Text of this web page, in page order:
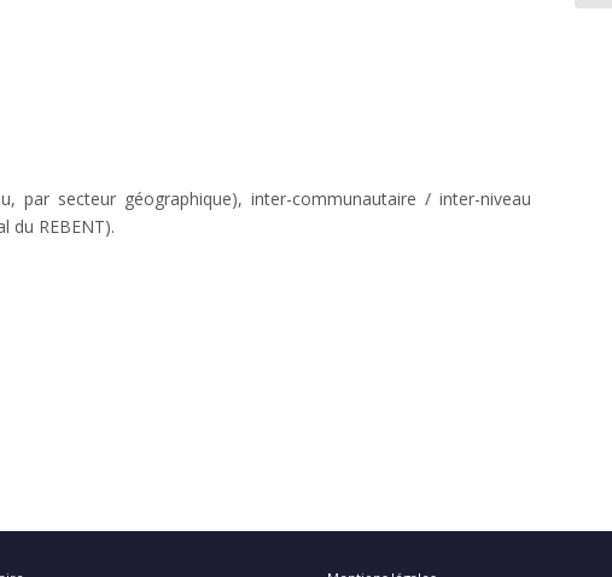
par secteur géographique), inter-communautaire / inter-niveau
du REBENT).